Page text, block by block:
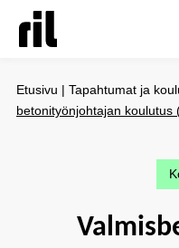
Etusivu | Tapahtumat ja
betonityönjohtajan koulutus